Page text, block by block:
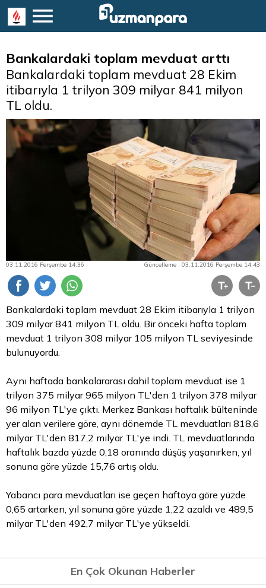
Bankalardaki toplam mevduat arttı
Bankalardaki toplam mevduat 28 Ekim
itibarıyla 1 trilyon 309 milyar 841 milyon
TL oldu.
03.11.2016 Perşembe 14:36 Güncelleme : 03.11.2016 Perşembe 14:43
Bankalardaki toplam mevduat 28 Ekim itibarıyla 1 trilyon
309 milyar 841 milyon TL oldu. Bir önceki hafta toplam
mevduat 1 trilyon 308 milyar 105 milyon TL seviyesinde
bulunuyordu.
Aynı haftada bankalararası dahil toplam mevduat ise 1
trilyon 375 milyar 965 milyon TL'den 1 trilyon 378 milyar
96 milyon TL'ye çıktı. Merkez Bankası haftalık bülteninde
yer alan verilere göre, aynı dönemde TL mevduatları 818,6
milyar TL'den 817,2 milyar TL'ye indi. TL mevduatlarında
haftalık bazda yüzde 0,18 oranında düşüş yaşanırken, yıl
sonuna göre yüzde 15,76 artış oldu.
Yabancı para mevduatları ise geçen haftaya göre yüzde
0,65 artarken, yıl sonuna göre yüzde 1,22 azaldı ve 489,5
milyar TL'den 492,7 milyar TL'ye yükseldi.
En Çok Okunan Haberler